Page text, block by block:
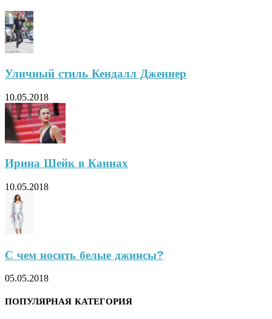
Уличный стиль Кендалл Дженнер
10.05.2018
Ирина Шейк в Каннах
10.05.2018
С чем носить белые джинсы?
05.05.2018
ПОПУЛЯРНАЯ КАТЕГОРИЯ